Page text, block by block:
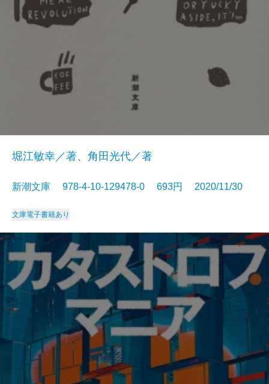
堀江敏幸／著、角田光代／著
新潮文庫 978-4-10-129478-0 693円 2020/11/30
文庫電子書籍あり